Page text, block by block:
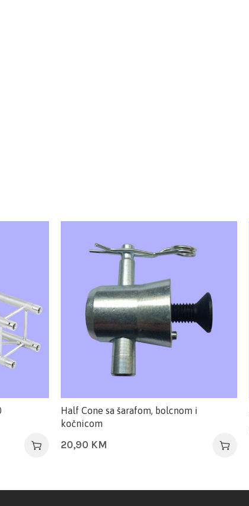
Half Cone sa šarafom, bolcnom i
kočnicom
20,90 KM